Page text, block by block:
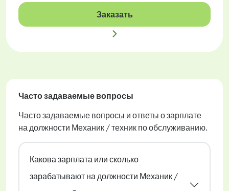
Заказать
Часто задаваемые вопросы
Часто задаваемые вопросы и ответы о зарплате
на должности Механик / техник по обслуживанию.
Какова зарплата или сколько
зарабатывают на должности Механик /